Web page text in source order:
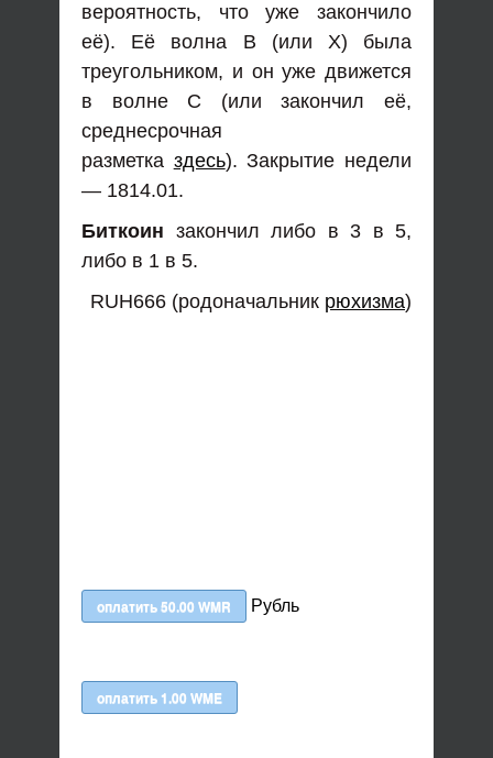
вероятность, что уже закончило
её). Её волна В (или Х) была
треугольником, и он уже движется
в волне С (или закончил её,
среднесрочная
разметка здесь). Закрытие недели
— 1814.01.
Биткоин закончил либо в 3 в 5,
либо в 1 в 5.
RUH666 (родоначальник рюхизма)
Рубль